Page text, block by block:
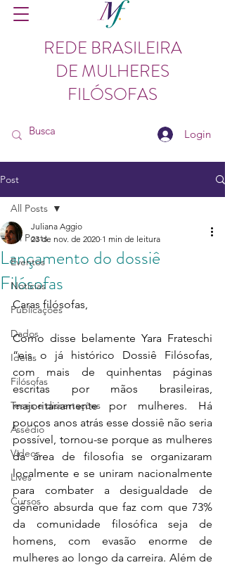
REDE BRASILEIRA
DE MULHERES
FILÓSOFAS
Login
Post
All Posts
Eventos
Notícias
Publicações
Dados
Ideias
Filósofas
Teses e dissertações
Assédio
Vídeos
Lives
Cursos
All Posts
Lançamento do dossiê
Filósofas
Juliana Aggio
23 de nov. de 2020 1 min de leitura
Caras filósofas,
Como disse belamente Yara Frateschi
“eis o já histórico Dossiê Filósofas,
com mais de quinhentas páginas
escritas por mãos brasileiras,
majoritariamente por mulheres. Há
poucos anos atrás esse dossiê não seria
possível, tornou-se porque as mulheres
da área de filosofia se organizaram
localmente e se uniram nacionalmente
para combater a desigualdade de
gênero absurda que faz com que 73%
da comunidade filosófica seja de
homens, com evasão enorme de
mulheres ao longo da carreira. Além de